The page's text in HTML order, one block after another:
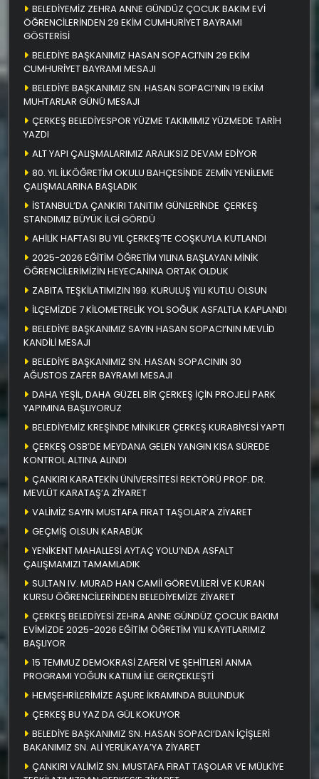
BELEDİYEMİZ ZEHRA ANNE GÜNDÜZ ÇOCUK BAKIM EVİ
ÖĞRENCİLERİNDEN 29 EKİM CUMHURİYET BAYRAMI
GÖSTERİSİ
BELEDİYE BAŞKANIMIZ HASAN SOPACI’NIN 29 EKİM
CUMHURİYET BAYRAMI MESAJI
BELEDİYE BAŞKANIMIZ SN. HASAN SOPACI’NIN 19 EKİM
MUHTARLAR GÜNÜ MESAJI
ÇERKEŞ BELEDİYESPOR YÜZME TAKIMIMIZ YÜZMEDE TARİH
YAZDI
ALT YAPI ÇALIŞMALARIMIZ ARALIKSIZ DEVAM EDİYOR
80. YIL İLKÖĞRETİM OKULU BAHÇESİNDE ZEMİN YENİLEME
ÇALIŞMALARINA BAŞLADIK
İSTANBUL’DA ÇANKIRI TANITIM GÜNLERİNDE ÇERKEŞ
STANDIMIZ BÜYÜK İLGİ GÖRDÜ
AHİLİK HAFTASI BU YIL ÇERKEŞ’TE COŞKUYLA KUTLANDI
2025-2026 EĞİTİM ÖĞRETİM YILINA BAŞLAYAN MİNİK
ÖĞRENCİLERİMİZİN HEYECANINA ORTAK OLDUK
ZABITA TEŞKİLATIMIZIN 199. KURULUŞ YILI KUTLU OLSUN
İLÇEMİZDE 7 KİLOMETRELİK YOL SOĞUK ASFALTLA KAPLANDI
BELEDİYE BAŞKANIMIZ SAYIN HASAN SOPACI’NIN MEVLİD
KANDİLİ MESAJI
BELEDİYE BAŞKANIMIZ SN. HASAN SOPACININ 30
AĞUSTOS ZAFER BAYRAMI MESAJI
DAHA YEŞİL, DAHA GÜZEL BİR ÇERKEŞ İÇİN PROJELİ PARK
YAPIMINA BAŞLIYORUZ
BELEDİYEMİZ KREŞİNDE MİNİKLER ÇERKEŞ KURABİYESİ YAPTI
ÇERKEŞ OSB’DE MEYDANA GELEN YANGIN KISA SÜREDE
KONTROL ALTINA ALINDI
ÇANKIRI KARATEKİN ÜNİVERSİTESİ REKTÖRÜ PROF. DR.
MEVLÜT KARATAŞ’A ZİYARET
VALİMİZ SAYIN MUSTAFA FIRAT TAŞOLAR’A ZİYARET
GEÇMİŞ OLSUN KARABÜK
YENİKENT MAHALLESİ AYTAÇ YOLU’NDA ASFALT
ÇALIŞMAMIZI TAMAMLADIK
SULTAN IV. MURAD HAN CAMİİ GÖREVLİLERİ VE KURAN
KURSU ÖĞRENCİLERİNDEN BELEDİYEMİZE ZİYARET
ÇERKEŞ BELEDİYESİ ZEHRA ANNE GÜNDÜZ ÇOCUK BAKIM
EVİMİZDE 2025-2026 EĞİTİM ÖĞRETİM YILI KAYITLARIMIZ
BAŞLIYOR
15 TEMMUZ DEMOKRASİ ZAFERİ VE ŞEHİTLERİ ANMA
PROGRAMI YOĞUN KATILIM İLE GERÇEKLEŞTİ
HEMŞEHRİLERİMİZE AŞURE İKRAMINDA BULUNDUK
ÇERKEŞ BU YAZ DA GÜL KOKUYOR
BELEDİYE BAŞKANIMIZ SN. HASAN SOPACI’DAN İÇİŞLERİ
BAKANIMIZ SN. ALİ YERLİKAYA’YA ZİYARET
ÇANKIRI VALİMİZ SN. MUSTAFA FIRAT TAŞOLAR VE MÜLKİYE